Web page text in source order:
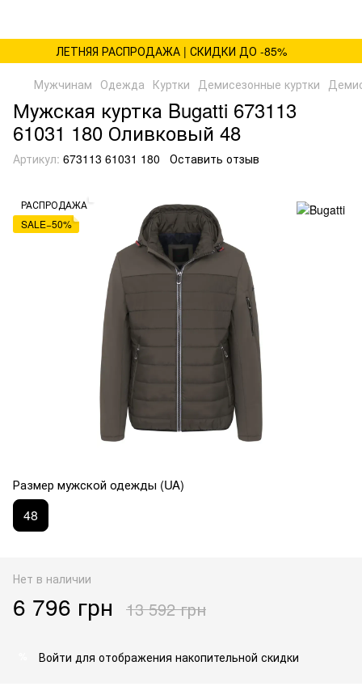
ЛЕТНЯЯ РАСПРОДАЖА | СКИДКИ ДО -85%
Мужчинам Одежда Куртки Демисезонные куртки
Мужская куртка Bugatti 673113
61031 180 Оливковый 48
Артикул: 673113 61031 180 Оставить отзыв
РАСПРОДАЖА
SALE−50%
Размер мужской одежды (UA)
48
Нет в наличии
6 796 грн 13 592 грн
Войти для отображения накопительной скидки